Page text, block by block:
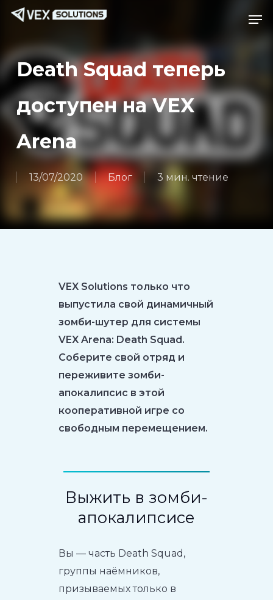
Перейти
основному
содержанию
Death Squad теперь
доступен на VEX
Arena
13/07/2020 Блог 3 мин. чтение
VEX Solutions только что
выпустила свой динамичный
зомби-шутер для системы
VEX Arena: Death Squad.
Соберите свой отряд и
переживите зомби-
апокалипсис в этой
кооперативной игре со
свободным перемещением.
Выжить в зомби-
апокалипсисе
Вы — часть Death Squad,
группы наёмников,
призываемых только в